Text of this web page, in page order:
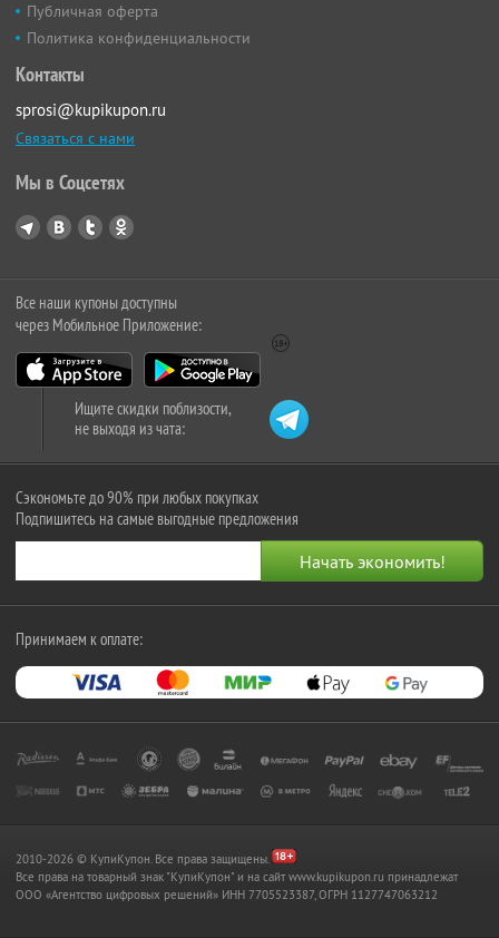
Публичная оферта
Политика конфиденциальности
Контакты
sprosi@kupikupon.ru
Связаться с нами
Мы в Соцсетях
Все наши купоны доступны
через Мобильное Приложение:
Ищите скидки поблизости,
не выходя из чата:
Сэкономьте до 90% при любых покупках
Подпишитесь на самые выгодные предложения
Принимаем к оплате:
2010-2026 © КупиКупон. Все права защищены.
Все права на товарный знак "КупиКупон" и на сайт www.kupikupon.ru принадлежат
OOO «Агентство цифровых решений» ИНН 7705523387, ОГРН 1127747063212